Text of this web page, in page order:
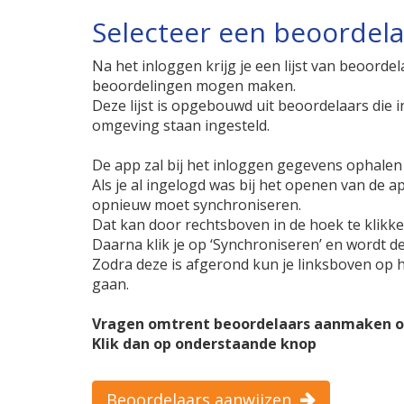
Selecteer een
Na het inloggen krijg je een lijst van
beoordelingen mogen maken.
Deze lijst is opgebouwd uit beoordelaars die
omgeving staan ingesteld.
De app zal bij het inloggen gegevens
Als je al ingelogd was bij het openen van de
opnieuw moet synchroniseren.
Dat kan door rechtsboven in de hoek te
Daarna klik je op ‘Synchroniseren’ en wordt
Zodra deze is afgerond kun je linksboven
gaan.
Vragen omtrent beoordelaars aanmaken
Klik dan op onderstaande knop
Beoordelaars aanwijzen